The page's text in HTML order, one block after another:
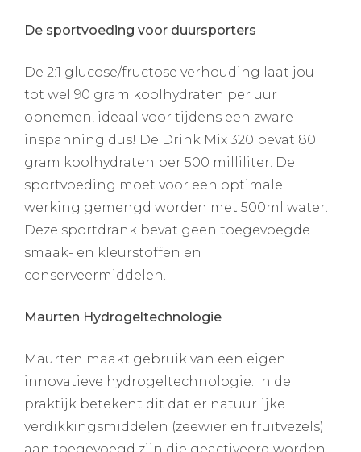
De sportvoeding voor duursporters
De 2:1 glucose/fructose verhouding laat jou
tot wel 90 gram koolhydraten per uur
opnemen, ideaal voor tijdens een zware
inspanning dus! De Drink Mix 320 bevat 80
gram koolhydraten per 500 milliliter. De
sportvoeding moet voor een optimale
werking gemengd worden met 500ml water.
Deze sportdrank bevat geen toegevoegde
smaak- en kleurstoffen en
conserveermiddelen.
Maurten Hydrogeltechnologie
Maurten maakt gebruik van een eigen
innovatieve hydrogeltechnologie. In de
praktijk betekent dit dat er natuurlijke
verdikkingsmiddelen (zeewier en fruitvezels)